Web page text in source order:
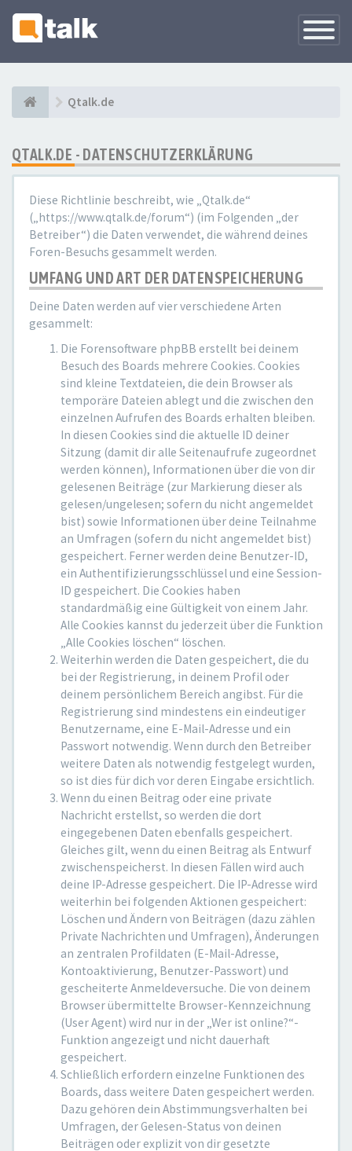
Qtalk.de
QTALK.DE - DATENSCHUTZERKLÄRUNG
Diese Richtlinie beschreibt, wie „Qtalk.de“
(„https://www.qtalk.de/forum“) (im Folgenden „der
Betreiber“) die Daten verwendet, die während deines
Foren-Besuchs gesammelt werden.
UMFANG UND ART DER DATENSPEICHERUNG
Deine Daten werden auf vier verschiedene Arten
gesammelt:
Die Forensoftware phpBB erstellt bei deinem
Besuch des Boards mehrere Cookies. Cookies
sind kleine Textdateien, die dein Browser als
temporäre Dateien ablegt und die zwischen den
einzelnen Aufrufen des Boards erhalten bleiben.
In diesen Cookies sind die aktuelle ID deiner
Sitzung (damit dir alle Seitenaufrufe zugeordnet
werden können), Informationen über die von dir
gelesenen Beiträge (zur Markierung dieser als
gelesen/ungelesen; sofern du nicht angemeldet
bist) sowie Informationen über deine Teilnahme
an Umfragen (sofern du nicht angemeldet bist)
gespeichert. Ferner werden deine Benutzer-ID,
ein Authentifizierungsschlüssel und eine Session-
ID gespeichert. Die Cookies haben
standardmäßig eine Gültigkeit von einem Jahr.
Alle Cookies kannst du jederzeit über die Funktion
„Alle Cookies löschen“ löschen.
Weiterhin werden die Daten gespeichert, die du
bei der Registrierung, in deinem Profil oder
deinem persönlichem Bereich angibst. Für die
Registrierung sind mindestens ein eindeutiger
Benutzername, eine E-Mail-Adresse und ein
Passwort notwendig. Wenn durch den Betreiber
weitere Daten als notwendig festgelegt wurden,
so ist dies für dich vor deren Eingabe ersichtlich.
Wenn du einen Beitrag oder eine private
Nachricht erstellst, so werden die dort
eingegebenen Daten ebenfalls gespeichert.
Gleiches gilt, wenn du einen Beitrag als Entwurf
zwischenspeicherst. In diesen Fällen wird auch
deine IP-Adresse gespeichert. Die IP-Adresse wird
weiterhin bei folgenden Aktionen gespeichert:
Löschen und Ändern von Beiträgen (dazu zählen
Private Nachrichten und Umfragen), Änderungen
an zentralen Profildaten (E-Mail-Adresse,
Kontoaktivierung, Benutzer-Passwort) und
gescheiterte Anmeldeversuche. Die von deinem
Browser übermittelte Browser-Kennzeichnung
(User Agent) wird nur in der „Wer ist online?“-
Funktion angezeigt und nicht dauerhaft
gespeichert.
Schließlich erfordern einzelne Funktionen des
Boards, dass weitere Daten gespeichert werden.
Dazu gehören dein Abstimmungsverhalten bei
Umfragen, der Gelesen-Status von deinen
Beiträgen oder explizit von dir gesetzte